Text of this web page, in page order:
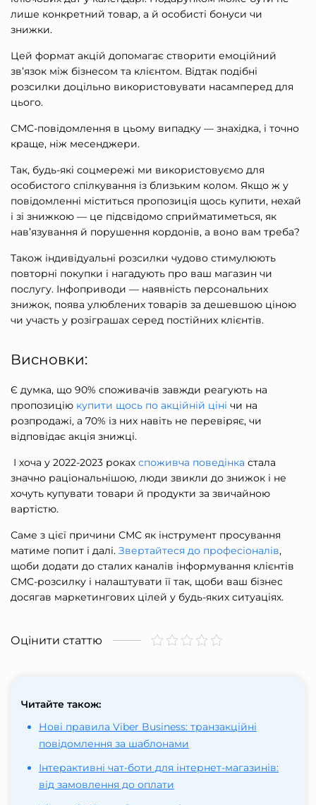
лише конкретний товар, а й особисті бонуси чи
знижки.
Цей формат акцій допомагає створити емоційний
зв’язок між бізнесом та клієнтом. Відтак подібні
розсилки доцільно використовувати насамперед для
цього.
СМС-повідомлення в цьому випадку — знахідка, і точно
краще, ніж месенджери.
Так, будь-які соцмережі ми використовуємо для
особистого спілкування із близьким колом. Якщо ж у
повідомленні міститься пропозиція щось купити, нехай
і зі знижкою — це підсвідомо сприйматиметься, як
нав’язування й порушення кордонів, а воно вам треба?
Також індивідуальні розсилки чудово стимулюють
повторні покупки і нагадують про ваш магазин чи
послугу. Інфоприводи — наявність персональних
знижок, поява улюблених товарів за дешевшою ціною
чи участь у розіграшах серед постійних клієнтів.
Висновки:
Є думка, що 90% споживачів завжди реагують на
пропозицію купити щось по акційній ціні чи на
розпродажі, а 70% із них навіть не перевіряє, чи
відповідає акція знижці.
І хоча у 2022-2023 роках споживча поведінка стала
значно раціональнішою, люди звикли до знижок і не
хочуть купувати товари й продукти за звичайною
вартістю.
Саме з цієї причини СМС як інструмент просування
матиме попит і далі. Звертайтеся до професіоналів,
щоби додати до сталих каналів інформування клієнтів
СМС-розсилку і налаштувати її так, щоби ваш бізнес
досягав маркетингових цілей у будь-яких ситуаціях.
Оцінити статтю
Читайте також:
Нові правила Viber Business: транзакційні
повідомлення за шаблонами
Інтерактивні чат-боти для інтернет-магазинів:
від замовлення до оплати